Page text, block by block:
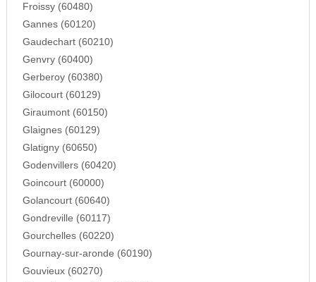
Froissy (60480)
Gannes (60120)
Gaudechart (60210)
Genvry (60400)
Gerberoy (60380)
Gilocourt (60129)
Giraumont (60150)
Glaignes (60129)
Glatigny (60650)
Godenvillers (60420)
Goincourt (60000)
Golancourt (60640)
Gondreville (60117)
Gourchelles (60220)
Gournay-sur-aronde (60190)
Gouvieux (60270)